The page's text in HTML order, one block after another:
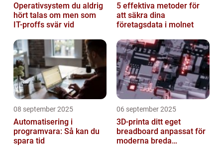
Operativsystem du aldrig
hört talas om men som
IT-proffs svär vid
5 effektiva metoder för
att säkra dina
företagsdata i molnet
08 september 2025
Automatisering i
programvara: Så kan du
spara tid
06 september 2025
3D-printa ditt eget
breadboard anpassat för
moderna breda